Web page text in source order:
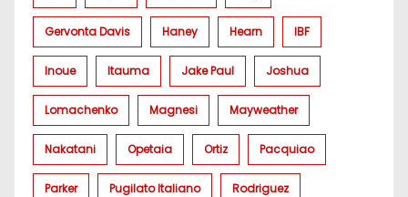
Gervonta Davis Haney Hearn IBF
Inoue Itauma Jake Paul Joshua
Lomachenko Magnesi Mayweather
Nakatani Opetaia Ortiz Pacquiao
Parker Pugilato Italiano Rodriguez